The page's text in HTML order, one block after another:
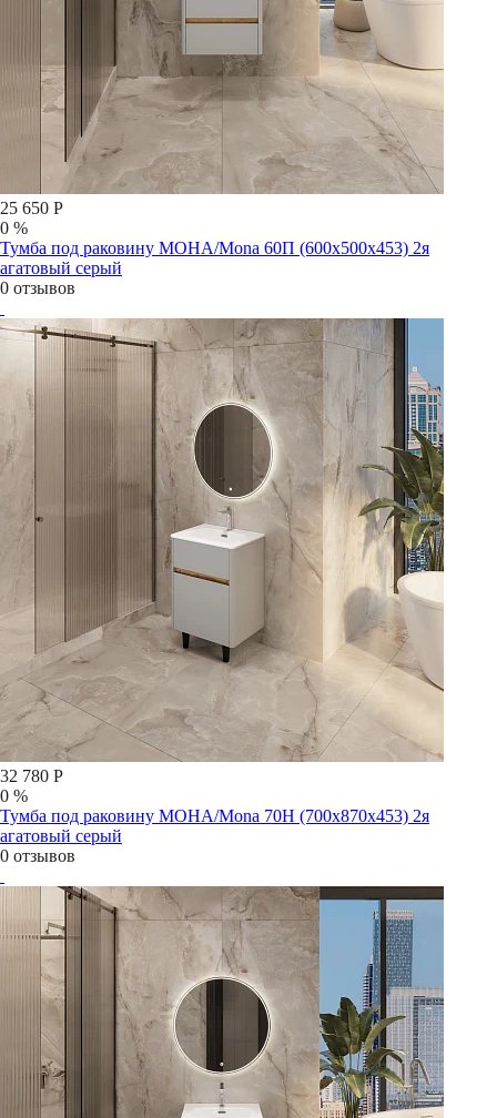
25 650 Р
0 %
Тумба под раковину МОНА/Mona 60П (600х500х453) 2я
агатовый серый
0 отзывов
32 780 Р
0 %
Тумба под раковину МОНА/Mona 70Н (700х870х453) 2я
агатовый серый
0 отзывов